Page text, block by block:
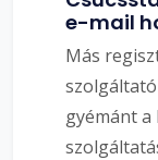
e-mail
Más
gyémánt